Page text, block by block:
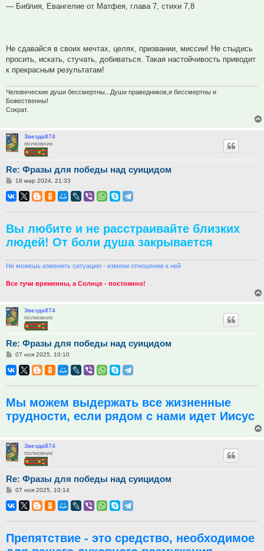
— Библия, Евангелие от Матфея, глава 7, стихи 7,8
Не сдавайся в своих мечтах, целях, призвании, миссии! Не стыдись
просить, искать, стучать, добиваться. Такая настойчивость приводит
к прекрасным результатам!
Человеческие души бессмертны...Души праведников,и бессмертны и
Божественны!
Сократ.
Звезда874
полковник
Re: Фразы для победы над суицидом
Сообщение
18 мар 2024, 21:33
Вы любите и не расстраивайте близких
людей! От боли душа закрывается
Не можешь изменить ситуацию - измени отношение к ней
Все тучи временны, а Солнце - постоянно!
Звезда874
полковник
Re: Фразы для победы над суицидом
Сообщение
07 ноя 2025, 10:10
Мы можем выдержать все жизненные
трудности, если рядом с нами идет Иисус
Звезда874
полковник
Re: Фразы для победы над суицидом
Сообщение
07 ноя 2025, 10:14
Препятствие - это средство, необходимое